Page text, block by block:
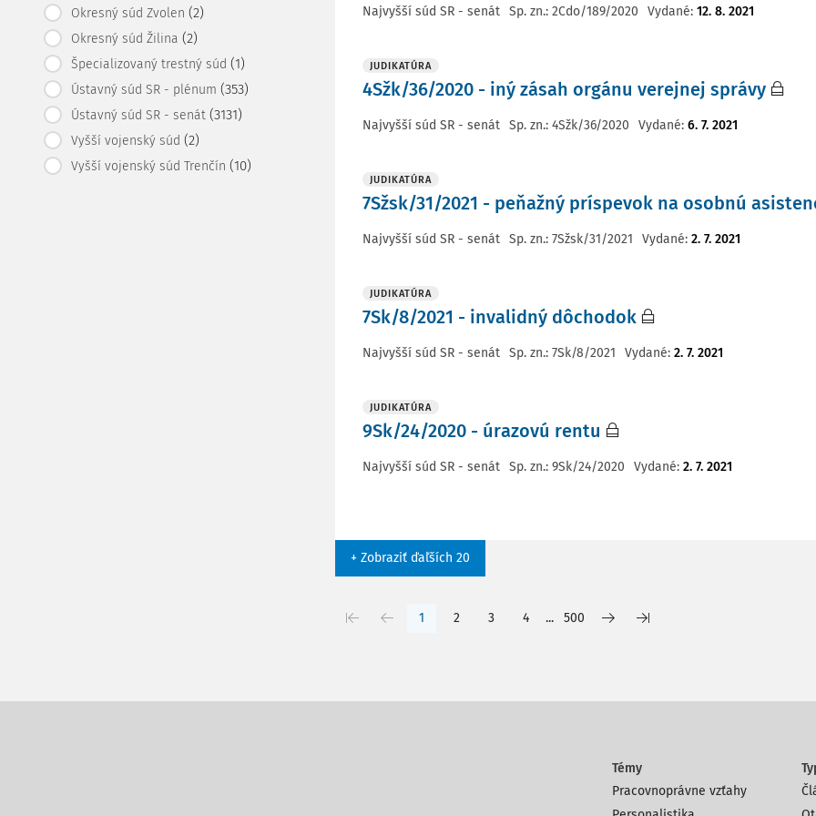
Okresný súd Zvolen (2)
Okresný súd Žilina (2)
Špecializovaný trestný súd (1)
Ústavný súd SR - plénum (353)
Ústavný súd SR - senát (3131)
Vyšší vojenský súd (2)
Vyšší vojenský súd Trenčín (10)
Najvyšší súd SR - senát Sp. zn.: 2Cdo/189/2020 Vydané: 12. 8. 2021
JUDIKATÚRA
4Sžk/36/2020 - iný zásah orgánu verejnej správy
Najvyšší súd SR - senát Sp. zn.: 4Sžk/36/2020 Vydané: 6. 7. 2021
JUDIKATÚRA
7Sžsk/31/2021 - peňažný príspevok na osobnú
Najvyšší súd SR - senát Sp. zn.: 7Sžsk/31/2021 Vydané: 2. 7. 2021
JUDIKATÚRA
7Sk/8/2021 - invalidný dôchodok
Najvyšší súd SR - senát Sp. zn.: 7Sk/8/2021 Vydané: 2. 7. 2021
JUDIKATÚRA
9Sk/24/2020 - úrazovú rentu
Najvyšší súd SR - senát Sp. zn.: 9Sk/24/2020 Vydané: 2. 7. 2021
+ Zobraziť ďaľších 20
1 2 3 4 ... 500
Témy
Pracovnoprávne vzťahy